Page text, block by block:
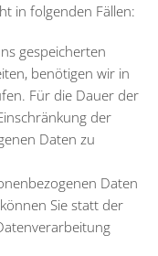
in folgenden Fällen:
gespeicherten
benötigen wir in
Für die Dauer der
der
Daten zu
Daten
Sie statt der